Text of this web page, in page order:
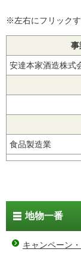
※左右にフリックす
事
安達本家酒造株式
食品製造業
地物一番
キャンペーン